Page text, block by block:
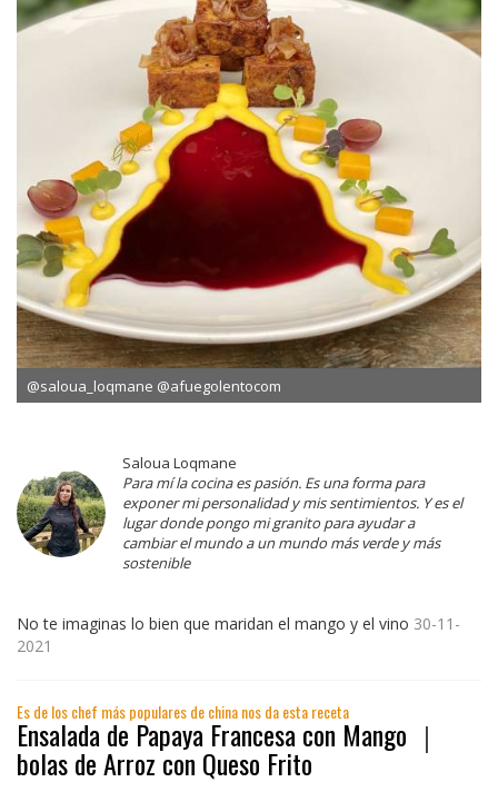
@saloua_loqmane @afuegolentocom
Saloua Loqmane
Para mí la cocina es pasión. Es una forma para
exponer mi personalidad y mis sentimientos. Y es el
lugar donde pongo mi granito para ayudar a
cambiar el mundo a un mundo más verde y más
sostenible
No te imaginas lo bien que maridan el mango y el vino 30-11-
2021
Es de los chef más populares de china nos da esta receta
Ensalada de Papaya Francesa con Mango ｜
bolas de Arroz con Queso Frito